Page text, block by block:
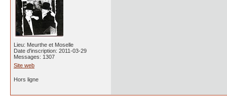
Lieu: Meurthe et Moselle
Date d'inscription: 2011-03-29
Messages: 1307
Site web
Hors ligne